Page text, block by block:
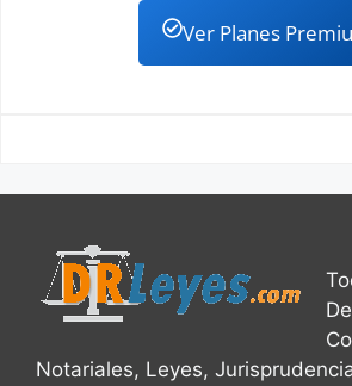
Ver Planes
Notariales, Leyes,